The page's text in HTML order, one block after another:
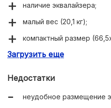
наличие эквалайзера;
малый вес (20,1 кг);
компактный размер
отсутствие провалов
Загрузить еще
Недостатки
неудобное размещение